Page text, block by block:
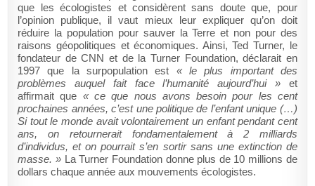
que les écologistes et considèrent sans doute que, pour
l’opinion publique, il vaut mieux leur expliquer qu’on doit
réduire la population pour sauver la Terre et non pour des
raisons géopolitiques et économiques. Ainsi, Ted Turner, le
fondateur de CNN et de la Turner Foundation, déclarait en
1997 que la surpopulation est « le plus important des
problèmes auquel fait face l’humanité aujourd’hui » et
affirmait que « ce que nous avons besoin pour les cent
prochaines années, c’est une politique de l’enfant unique (…)
Si tout le monde avait volontairement un enfant pendant cent
ans, on retournerait fondamentalement à 2 milliards
d’individus, et on pourrait s’en sortir sans une extinction de
masse. »La Turner Foundation donne plus de 10 millions de
dollars chaque année aux mouvements écologistes.